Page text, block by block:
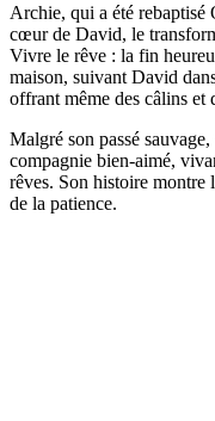
Archie, qui a été rebaptisé
cœur de David, le
Vivre le rêve : la fin
maison, suivant David
offrant même des câlins et
Malgré son passé
compagnie bien-aimé,
rêves. Son histoire montre
de la patience.